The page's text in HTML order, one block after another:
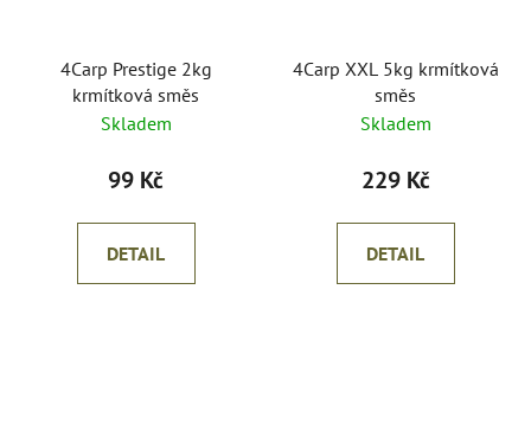
4Carp Prestige 2kg
krmítková směs
Skladem
99 Kč
DETAIL
4Carp XXL 5kg krmítková
směs
Skladem
229 Kč
DETAIL